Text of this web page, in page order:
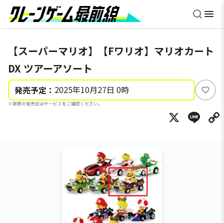
【スーパーマリオ】【Fワリオ】マリオカート
DX ツアーアソート
発売予定： 2025年10月27日 0時
※実際の発売日はサービスをご確認ください。
い
ね
X